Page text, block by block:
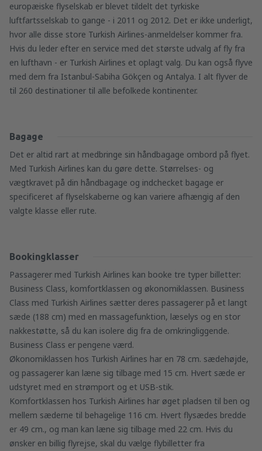
europæiske flyselskab er blevet tildelt det tyrkiske
luftfartsselskab to gange - i 2011 og 2012. Det er ikke underligt,
hvor alle disse store Turkish Airlines-anmeldelser kommer fra.
Hvis du leder efter en service med det største udvalg af fly fra
en lufthavn - er Turkish Airlines et oplagt valg. Du kan også flyve
med dem fra Istanbul-Sabiha Gökçen og Antalya. I alt flyver de
til 260 destinationer til alle befolkede kontinenter.
Bagage
Det er altid rart at medbringe sin håndbagage ombord på flyet.
Med Turkish Airlines kan du gøre dette. Størrelses- og
vægtkravet på din håndbagage og indchecket bagage er
specificeret af flyselskaberne og kan variere afhængig af den
valgte klasse eller rute.
Bookingklasser
Passagerer med Turkish Airlines kan booke tre typer billetter:
Business Class, komfortklassen og økonomiklassen. Business
Class med Turkish Airlines sætter deres passagerer på et langt
sæde (188 cm) med en massagefunktion, læselys og en stor
nakkestøtte, så du kan isolere dig fra de omkringliggende.
Business Class er pengene værd.
Økonomiklassen hos Turkish Airlines har en 78 cm. sædehøjde,
og passagerer kan læne sig tilbage med 15 cm. Hvert sæde er
udstyret med en strømport og et USB-stik.
Komfortklassen hos Turkish Airlines har øget pladsen til ben og
mellem sæderne til behagelige 116 cm. Hvert flysædes bredde
er 49 cm., og man kan læne sig tilbage med 22 cm. Hvis du
ønsker en billig flyrejse, skal du vælge flybilletter fra